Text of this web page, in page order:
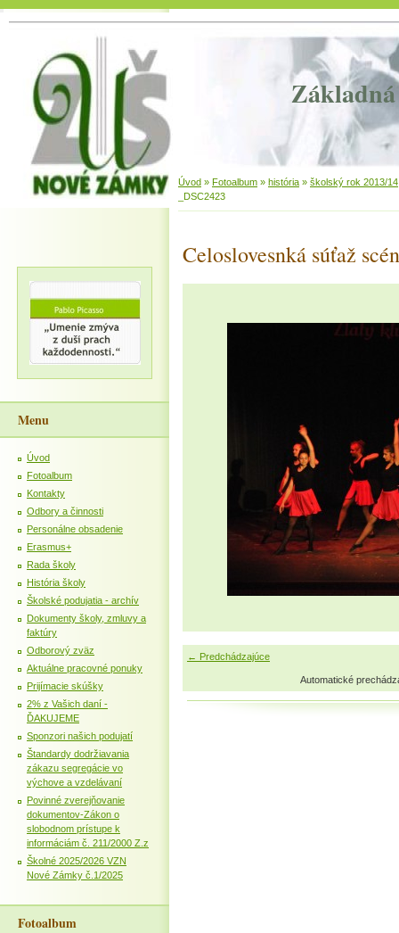
Základná
Úvod » Fotoalbum » história » školský rok 2013/14
_DSC2423
Celoslovesnká súťaž
← Predchádzajúce
Automatické
Menu
Úvod
Fotoalbum
Kontakty
Odbory a činnosti
Personálne obsadenie
Erasmus+
Rada školy
História školy
Školské podujatia - archív
Dokumenty školy, zmluvy a
faktúry
Odborový zväz
Aktuálne pracovné ponuky
Prijímacie skúšky
2% z Vašich daní -
ĎAKUJEME
Sponzori našich podujatí
Štandardy dodržiavania
zákazu segregácie vo
výchove a vzdelávaní
Povinné zverejňovanie
dokumentov-Zákon o
slobodnom prístupe k
informáciám č. 211/2000 Z.z
Školné 2025/2026 VZN
Nové Zámky č.1/2025
Fotoalbum